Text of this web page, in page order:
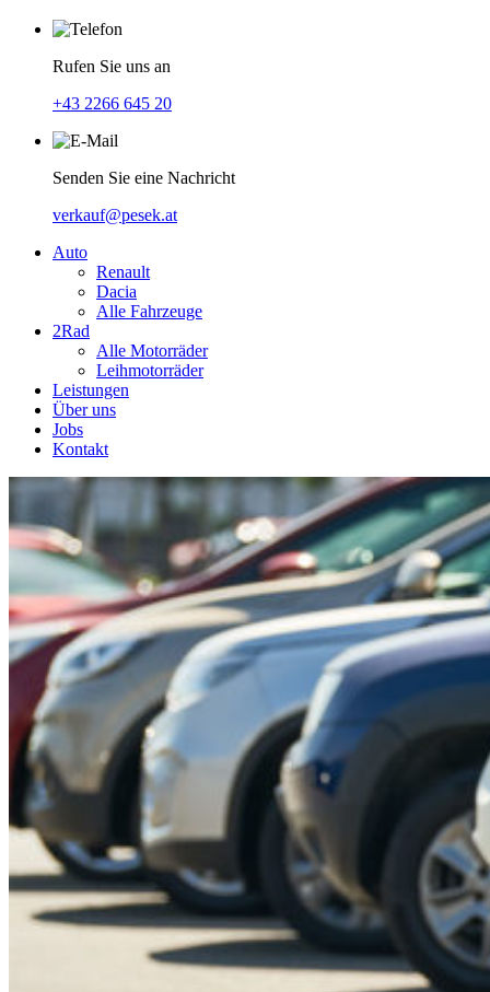
Rufen Sie uns an
+43 2266 645 20
Senden Sie eine Nachricht
verkauf@pesek.at
Auto
Renault
Dacia
Alle Fahrzeuge
2Rad
Alle Motorräder
Leihmotorräder
Leistungen
Über uns
Jobs
Kontakt